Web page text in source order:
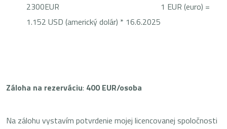
2300EUR 1 EUR (euro) =
1.152 USD (americký dolár) * 16.6.2025
Záloha na rezerváciu: 400 EUR/osoba
Na zálohu vystavím potvrdenie mojej licencovanej spoločnosti